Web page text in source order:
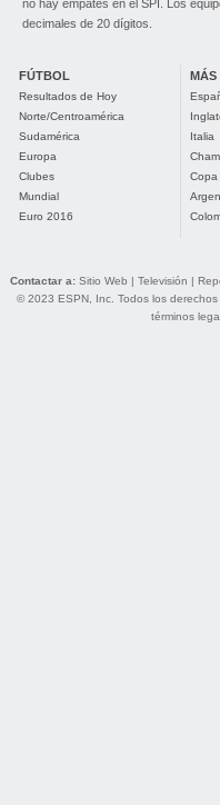
no hay empates en el SPI. Los
decimales de 20 dígitos.
FÚTBOL
Resultados de Hoy
Norte/Centroamérica
Sudamérica
Europa
Clubes
Mundial
Euro 2016
MÁS
Italia
Copa
Contactar a: Sitio Web | Televisión |
© 2023 ESPN, Inc. Todos los
términos